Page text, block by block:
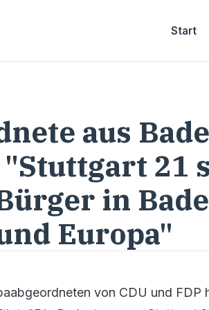
Start
aus
21
in
Europa"
von CDU und FDP